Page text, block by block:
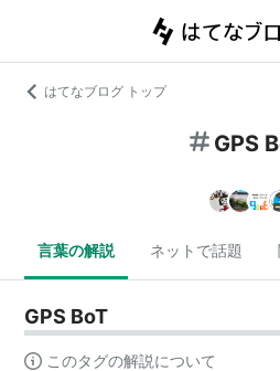
はてなブログ トップ
GPS
言葉の解説 ネットで話題
GPS BoT
このタグの解説について